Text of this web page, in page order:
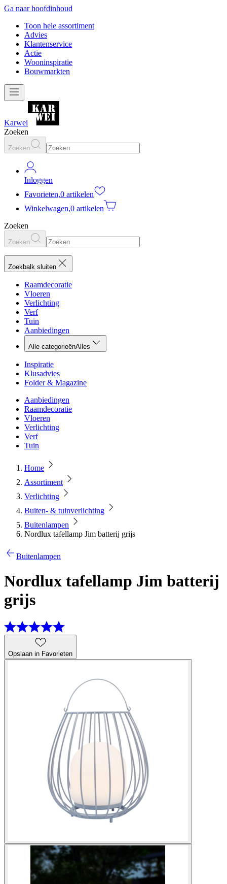
Ga naar hoofdinhoud
Toon hele assortiment
Advies
Klantenservice
Actie
Wooninspiratie
Bouwmarkten
Karwei
Zoeken
Zoeken
Inloggen
Favorieten,0 artikelen
Winkelwagen,0 artikelen
Zoeken
Zoeken
Zoekbalk sluiten
Raamdecoratie
Vloeren
Verlichting
Verf
Tuin
Aanbiedingen
Alle categorieënAlles
Inspiratie
Klusadvies
Folder & Magazine
Aanbiedingen
Raamdecoratie
Vloeren
Verlichting
Verf
Tuin
Home
Assortiment
Verlichting
Buiten- & tuinverlichting
Buitenlampen
Nordlux tafellamp Jim batterij grijs
Buitenlampen
Nordlux tafellamp Jim batterij
grijs
Opslaan in Favorieten